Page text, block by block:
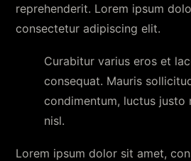
reprehenderit. Lorem ipsum
consectetur adipiscing elit.
Curabitur varius eros et
consequat. Mauris
condimentum, luctus justo
nisl.
Lorem ipsum dolor sit amet,